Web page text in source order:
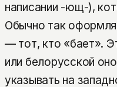
написании -ющ-),
Обычно так
— тот, кто «бает».
или белорусской
указывать на